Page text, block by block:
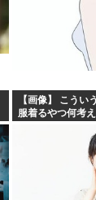
【画像】 こうい
服着るやつ何考